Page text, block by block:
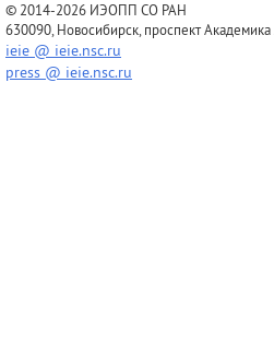
© 2014-2026 ИЭОПП СО РАН
630090, Новосибирск, проспект Академика
ieie @ ieie.nsc.ru
press @ ieie.nsc.ru